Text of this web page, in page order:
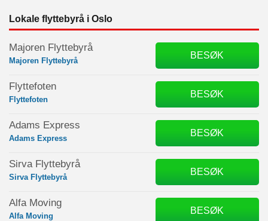
Lokale flyttebyrå i Oslo
Majoren Flyttebyrå
Majoren Flyttebyrå
BESØK
Flyttefoten
Flyttefoten
BESØK
Adams Express
Adams Express
BESØK
Sirva Flyttebyrå
Sirva Flyttebyrå
BESØK
Alfa Moving
Alfa Moving
BESØK